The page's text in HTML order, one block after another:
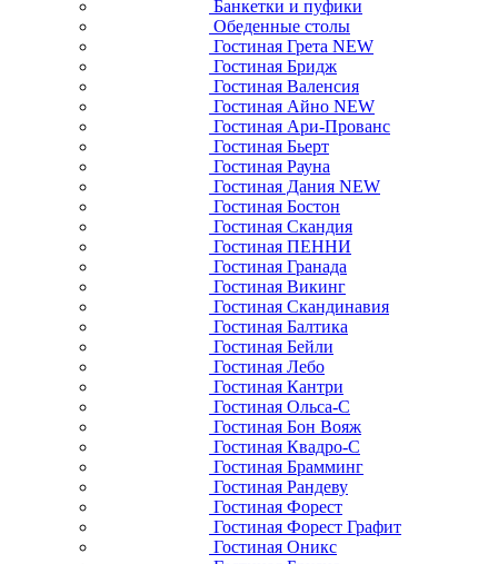
Банкетки и пуфики
Обеденные столы
Гостиная Грета NEW
Гостиная Бридж
Гостиная Валенсия
Гостиная Айно NEW
Гостиная Ари-Прованс
Гостиная Бьерт
Гостиная Рауна
Гостиная Дания NEW
Гостиная Бостон
Гостиная Скандия
Гостиная ПЕННИ
Гостиная Гранада
Гостиная Викинг
Гостиная Скандинавия
Гостиная Балтика
Гостиная Бейли
Гостиная Лебо
Гостиная Кантри
Гостиная Ольса-С
Гостиная Бон Вояж
Гостиная Квадро-С
Гостиная Брамминг
Гостиная Рандеву
Гостиная Форест
Гостиная Форест Графит
Гостиная Оникс